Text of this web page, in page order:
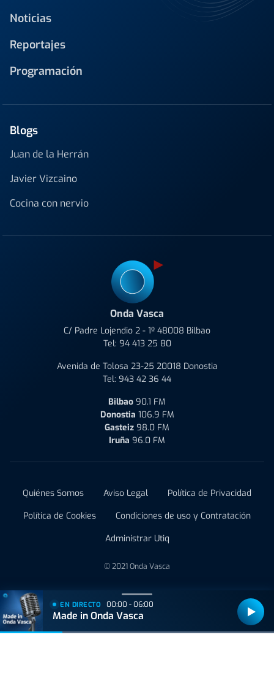
Noticias
Reportajes
Programación
Blogs
Juan de la Herrán
Javier Vizcaino
Cocina con nervio
Onda Vasca
C/ Padre Lojendio 2 - 1º 48008 Bilbao
Tel: 94 413 25 80
Avenida de Tolosa 23-25 20018 Donostia
Tel: 943 42 36 44
Bilbao 90.1 FM
Donostia 106.9 FM
Gasteiz 98.0 FM
Iruña 96.0 FM
Quiénes Somos Aviso Legal
Política de Privacidad
Política de Cookies
Condiciones de uso y Contratación
Administrar Utiq
© 2021 Onda Vasca
EN DIRECTO 00:00 - 06:00
Made in Onda Vasca